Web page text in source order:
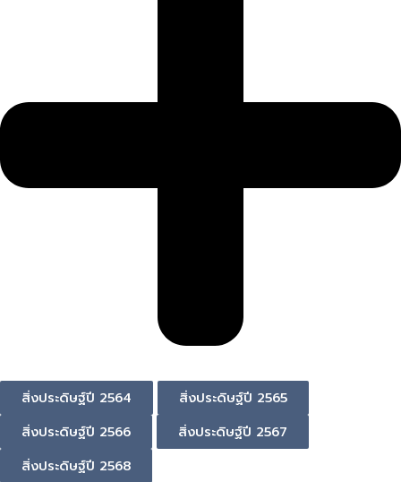
สิ่งประดิษฐ์ปี 2564
สิ่งประดิษฐ์ปี 2565
สิ่งประดิษฐ์ปี 2566
สิ่งประดิษฐ์ปี 2567
สิ่งประดิษฐ์ปี 2568